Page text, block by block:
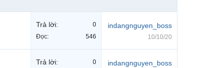
Trả lời:
0
Đọc:
546
indangnguyen_boss
10/10/20
Trả lời:
0
indangnguyen_boss